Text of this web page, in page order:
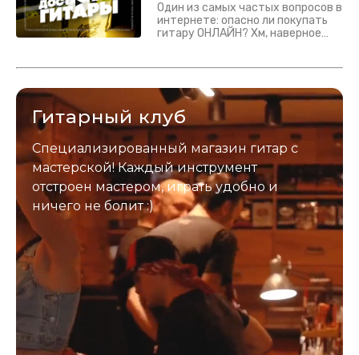
Один из самых частых вопросов в
интернете: опасно ли покупать
гитару ОНЛАЙН? Хм, наверное
застрахован. Случись что -
Гитарный клуб
Специализированный магазин гитар с
мастерской! Каждый инструмент
отстроен мастером, играть удобно и
ничего не болит :)